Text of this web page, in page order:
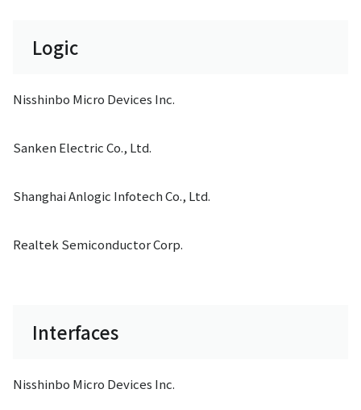
Logic
Nisshinbo Micro Devices Inc.
Sanken Electric Co., Ltd.
Shanghai Anlogic Infotech Co., Ltd.
Realtek Semiconductor Corp.
Interfaces
Nisshinbo Micro Devices Inc.